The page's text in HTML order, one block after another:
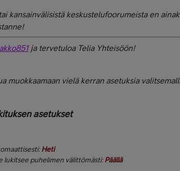
kansainvälisistä keskustelufoorumeista en
ja tervetuloa Telia Yhteisöön!
muokkaamaan vielä kerran asetuksia
asetukset
Heti
lukitsee puhelimen välittömästi:Päällä